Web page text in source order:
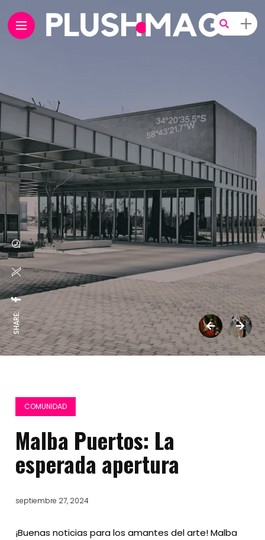
SHARE:
COMUNIDAD
Malba Puertos: La
esperada apertura
septiembre 27, 2024
¡Buenas noticias para los amantes del arte! Malba